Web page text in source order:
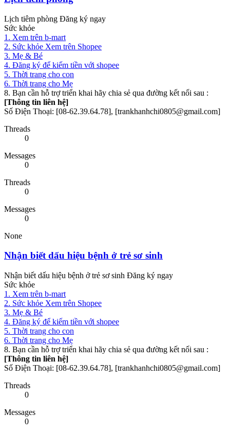
Lịch tiêm phòng Đăng ký ngay
Sức khỏe
1. Xem trên b-mart
2. Sức khỏe Xem trên Shopee
3. Mẹ & Bé
4. Đăng ký để kiếm tiền với shopee
5. Thời trang cho con
6. Thời trang cho Mẹ
8. Bạn cần hỗ trợ triển khai hãy chia sẻ qua đường kết nối sau :
[Thông tin liên hệ]
Số Điện Thoại: [08-62.39.64.78], [trankhanhchi0805@gmail.com]
Threads
0
Messages
0
Threads
0
Messages
0
None
Nhận biết dấu hiệu bệnh ở trẻ sơ sinh
Nhận biết dấu hiệu bệnh ở trẻ sơ sinh Đăng ký ngay
Sức khỏe
1. Xem trên b-mart
2. Sức khỏe Xem trên Shopee
3. Mẹ & Bé
4. Đăng ký để kiếm tiền với shopee
5. Thời trang cho con
6. Thời trang cho Mẹ
8. Bạn cần hỗ trợ triển khai hãy chia sẻ qua đường kết nối sau :
[Thông tin liên hệ]
Số Điện Thoại: [08-62.39.64.78], [trankhanhchi0805@gmail.com]
Threads
0
Messages
0